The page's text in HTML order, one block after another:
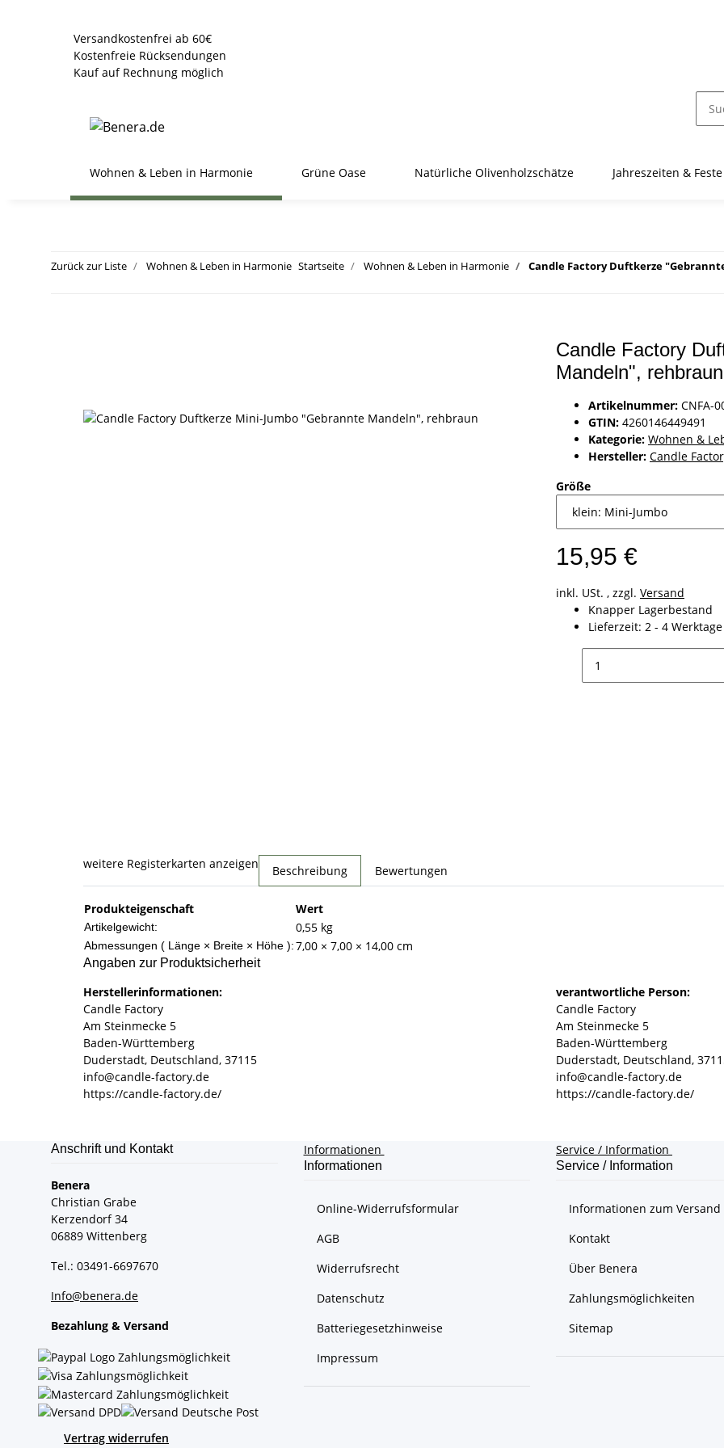
Versandkostenfrei ab 60€
Kostenfreie Rücksendungen
Kauf auf Rechnung möglich
Wohnen & Leben in Harmonie Grüne Oase Natürliche Olivenholzschätze Jahreszeiten & Feste
Zurück zur Liste Wohnen & Leben in Harmonie Startseite Wohnen & Leben in Harmonie Candle Factory Duftkerze
Candle Factory
Mandeln", rehbraun
Artikelnummer: CNFA-
GTIN: 4260146449491
Kategorie: Wohnen &
Hersteller: Candle
Größe
15,95 €
inkl. USt. , zzgl. Versand
Knapper Lagerbestand
Lieferzeit: 2 - 4
weitere Registerkarten anzeigen Beschreibung Bewertungen
Produkteigenschaft Wert
Artikelgewicht: 0,55 kg
Abmessungen ( Länge × Breite × Höhe ):7,00 × 7,00 × 14,00 cm
Angaben zur Produktsicherheit
Herstellerinformationen:
Candle Factory
Am Steinmecke 5
Baden-Württemberg
Duderstadt, Deutschland, 37115
info@candle-factory.de
https://candle-factory.de/
verantwortliche Person:
Candle Factory
Am Steinmecke 5
Baden-Württemberg
Duderstadt, Deutschland,
info@candle-factory.de
https://candle-factory.de/
Anschrift und Kontakt
Benera
Christian Grabe
Kerzendorf 34
06889 Wittenberg
Tel.: 03491-6697670
Info@benera.de
Bezahlung & Versand
Informationen
Informationen
Online-Widerrufsformular
AGB
Widerrufsrecht
Datenschutz
Batteriegesetzhinweise
Impressum
Service / Information
Service / Information
Informationen zum Versand
Kontakt
Über Benera
Zahlungsmöglichkeiten
Sitemap
Vertrag widerrufen